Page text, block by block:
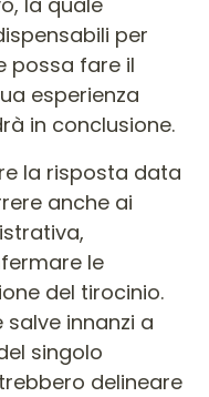
per
possa fare il
esperienza
in conclusione.
la risposta data
anche ai
le
del tirocinio.
innanzi a
singolo
delineare